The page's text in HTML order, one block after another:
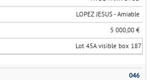
LOPEZ JESUS - Amiable
5 000,00 €
Lot 45A visible box 187
046